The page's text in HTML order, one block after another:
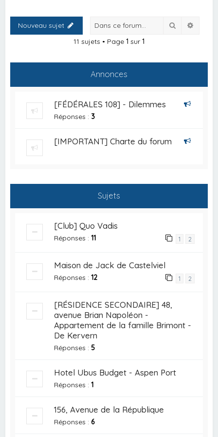
Nouveau sujet Rechercher
11 sujets • Page 1 sur 1
Annonces
[FÉDÉRALES 108] - Dilemmes
Réponses : 3
[IMPORTANT] Charte du forum
Sujets
[Club] Quo Vadis
Réponses :11 1 2
Maison de Jack de Castelviel
Réponses :12 1 2
[RÉSIDENCE SECONDAIRE] 48,
avenue Brian Napoléon -
Appartement de la famille Brimont -
De Kervern
Réponses : 5
Hotel Ubus Budget - Aspen Port
Réponses :1
156, Avenue de la République
Réponses :6